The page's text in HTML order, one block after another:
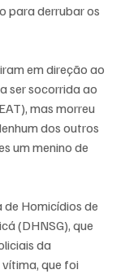
para derrubar os
em direção ao
ser socorrida ao
mas morreu
dos outros
um menino de
Homicídios de
(DHNSG), que
da
que foi